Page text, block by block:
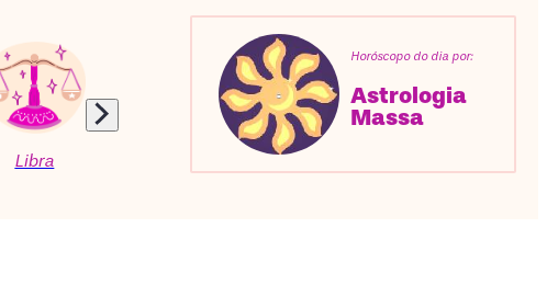
Libra Escorpião Capricórnio
Horóscopo do dia por:
Astrologia
Massa